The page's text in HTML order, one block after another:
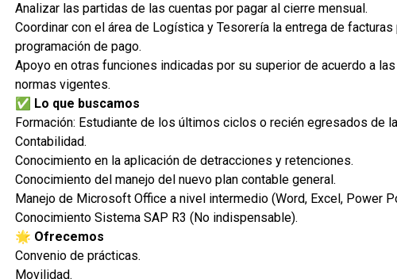
Analizar las partidas de las cuentas por pagar al cierre mensual.
Coordinar con el área de Logística y Tesorería la entrega de facturas
programación de pago.
Apoyo en otras funciones indicadas por su superior de acuerdo a
normas vigentes.
✅ Lo que buscamos
Formación: Estudiante de los últimos ciclos o recién egresados de
Contabilidad.
Conocimiento en la aplicación de detracciones y retenciones.
Conocimiento del manejo del nuevo plan contable general.
Manejo de Microsoft Office a nivel intermedio (Word, Excel, Power
Conocimiento Sistema SAP R3 (No indispensable).
🌟 Ofrecemos
Convenio de prácticas.
Movilidad.